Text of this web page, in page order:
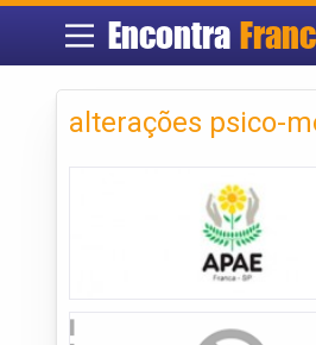
Encontra
alterações psico-